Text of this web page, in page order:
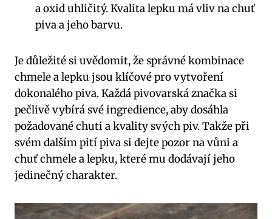
a oxid uhličitý. Kvalita lepku má vliv na chuť
piva a jeho barvu.
Je důležité si uvědomit, že správné kombinace
chmele a lepku jsou klíčové pro vytvoření
dokonalého piva. Každá pivovarská značka si
pečlivě vybírá své ingredience, aby dosáhla
požadované chuti a kvality svých piv. Takže při
svém dalším pití piva si dejte pozor na vůni a
chuť chmele a lepku, které mu dodávají jeho
jedinečný charakter.